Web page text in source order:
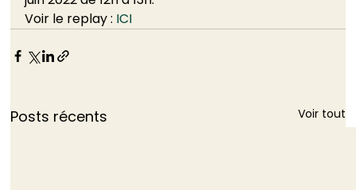
Voir le replay : ICI
Posts récents Voir tout